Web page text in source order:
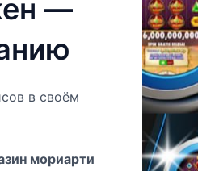
—
в своём
мориарти